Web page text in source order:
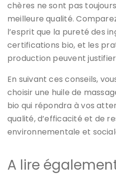
chères ne sont pas
meilleure qualité.
l’esprit que la pureté des
certifications bio, et les
production peuvent
En suivant ces conseils,
choisir une huile de
bio qui répondra à vos
qualité, d’efficacité et de
environnementale et
A lire